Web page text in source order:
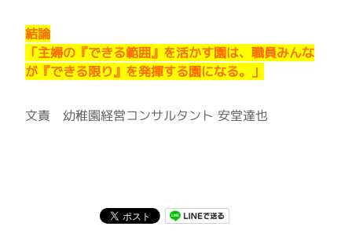
結論
「主婦の『できる範囲』を活かす園は、職員みんな
が『できる限り』を発揮する園になる。」
文責 幼稚園経営コンサルタント 安堂達也